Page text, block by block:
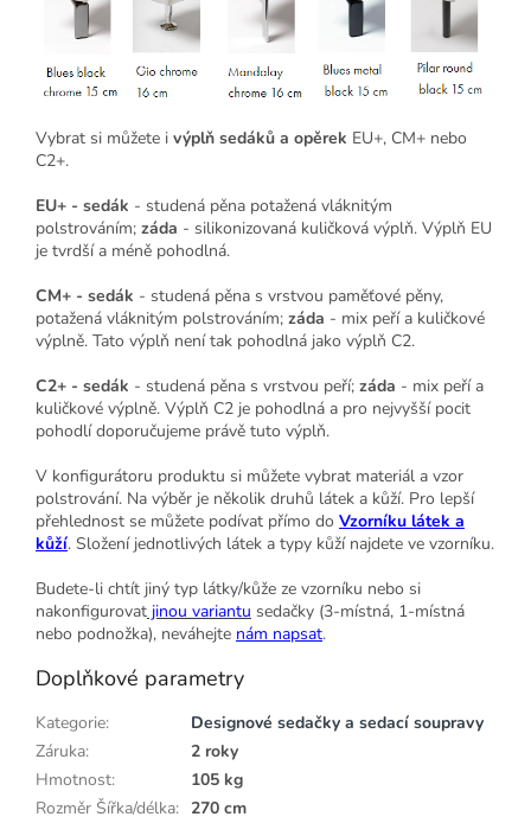
Vybrat si můžete i výplň sedáků a opěrek EU+, CM+ nebo
C2+.
EU+ - sedák - studená pěna potažená vláknitým
polstrováním; záda - silikonizovaná kuličková výplň. Výplň EU
je tvrdší a méně pohodlná.
CM+ - sedák - studená pěna s vrstvou paměťové pěny,
potažená vláknitým polstrováním; záda - mix peří a kuličkové
výplně. Tato výplň není tak pohodlná jako výplň C2.
C2+ - sedák - studená pěna s vrstvou peří; záda - mix peří a
kuličkové výplně. Výplň C2 je pohodlná a pro nejvyšší pocit
pohodlí doporučujeme právě tuto výplň.
V konfigurátoru produktu si můžete vybrat materiál a vzor
polstrování. Na výběr je několik druhů látek a kůží. Pro lepší
přehlednost se můžete podívat přímo do Vzorníku látek a
kůží. Složení jednotlivých látek a typy kůží najdete ve vzorníku.
Budete-li chtít jiný typ látky/kůže ze vzorníku nebo si
nakonfigurovat jinou variantu sedačky (3-místná, 1-místná
nebo podnožka), neváhejte nám napsat.
Doplňkové parametry
Kategorie:
Designové sedačky a sedací soupravy
Záruka:
2 roky
Hmotnost:
105 kg
Rozměr Šířka/délka: 270 cm